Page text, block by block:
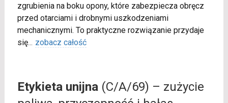
zgrubienia na boku opony, które zabezpiecza obręcz
przed otarciami i drobnymi uszkodzeniami
mechanicznymi. To praktyczne rozwiązanie przydaje
się... zobacz całość
Etykieta unijna(C/A/69) – zużycie